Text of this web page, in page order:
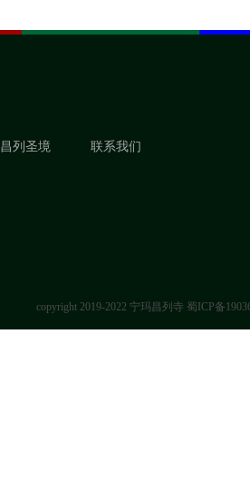
昌列圣境 联系我们
copyright 2019-2022 宁玛昌列寺 蜀ICP备